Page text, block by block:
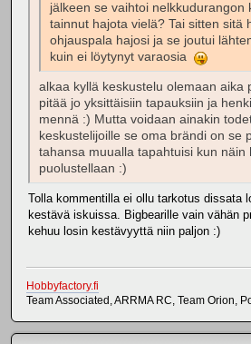
jälkeen se vaihtoi nelkkudurangon
tainnut hajota vielä? Tai sitten sitä
ohjauspala hajosi ja se joutui
kuin ei löytynyt varaosia
alkaa kyllä keskustelu olemaan aika
pitää jo yksittäisiin tapauksiin ja
mennä :) Mutta voidaan ainakin
keskustelijoille se oma brändi on se
tahansa muualla tapahtuisi kun näin
puolustellaan :)
Tolla kommentilla ei ollu tarkotus dissata
kestävä iskuissa. Bigbearille vain vähän
kehuu losin kestävyyttä niin paljon :)
Hobbyfactory.fi
Team Associated, ARRMA RC, Team Orion,